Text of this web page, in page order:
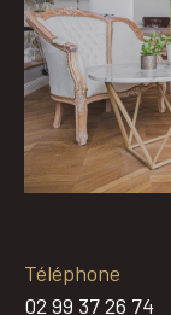
Téléphone
02 99 37 26 74